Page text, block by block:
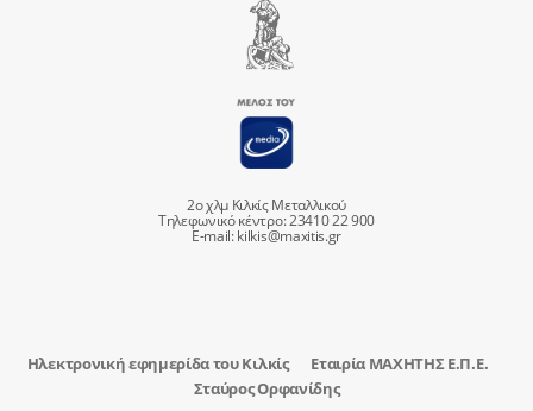
2ο χλμ Κιλκίς Μεταλλικού
Τηλεφωνικό κέντρο: 23410 22 900
E-mail:kilkis@maxitis.gr
Ηλεκτρονική εφημερίδα του Κιλκίς
Εταιρία ΜΑΧΗΤΗΣ Ε.Π.Ε.
Σταύρος Ορφανίδης